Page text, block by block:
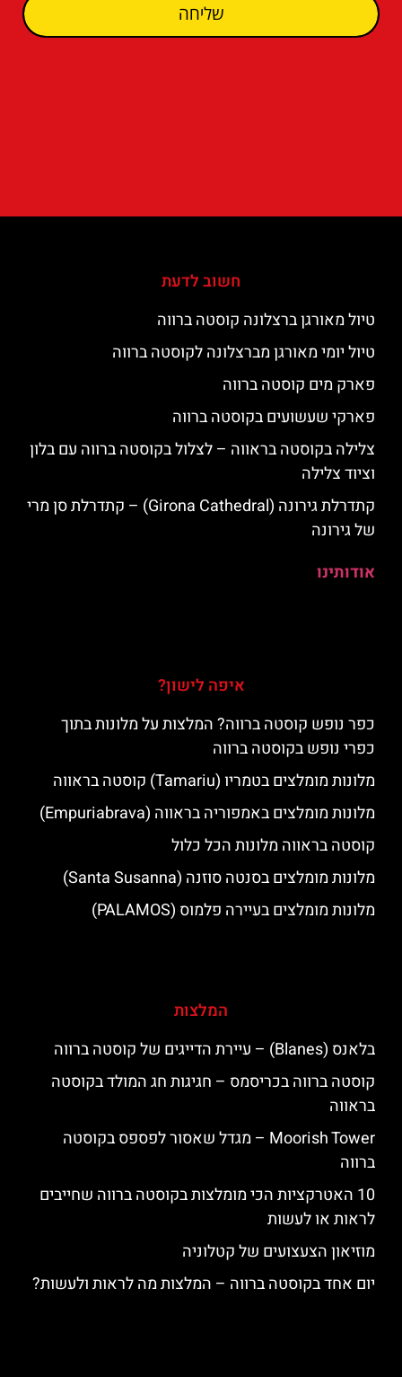
שליחה
חשוב לדעת
טיול מאורגן ברצלונה קוסטה ברווה
טיול יומי מאורגן מברצלונה לקוסטה ברווה
פארק מים קוסטה ברווה
פארקי שעשועים בקוסטה ברווה
צלילה בקוסטה בראווה – לצלול בקוסטה ברווה עם בלון
וציוד צלילה
קתדרלת גירונה (Girona Cathedral) – קתדרלת סן מרי
של גירונה
אודותינו
איפה לישון?
כפר נופש קוסטה ברווה? המלצות על מלונות בתוך
כפרי נופש בקוסטה ברווה
מלונות מומלצים בטמריו (Tamariu) קוסטה בראווה
מלונות מומלצים באמפוריה בראווה (Empuriabrava)
קוסטה בראווה מלונות הכל כלול
מלונות מומלצים בסנטה סוזנה (Santa Susanna)
מלונות מומלצים בעיירה פלמוס (PALAMOS)
המלצות
בלאנס (Blanes) – עיירת הדייגים של קוסטה ברווה
קוסטה ברווה בכריסמס – חגיגות חג המולד בקוסטה
בראווה
‪‪Moorish Tower‬‬ – מגדל שאסור לפספס בקוסטה
ברווה
10 האטרקציות הכי מומלצות בקוסטה ברווה שחייבים
לראות או לעשות
מוזיאון הצעצועים של קטלוניה
יום אחד בקוסטה ברווה – המלצות מה לראות ולעשות?